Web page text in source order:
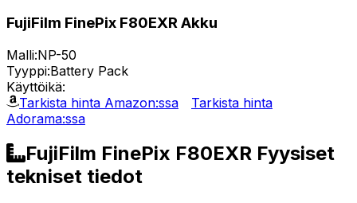
FujiFilm FinePix F80EXR Akku
Malli:NP-50
Tyyppi:Battery Pack
Käyttöikä:
Tarkista hinta Amazon:ssa
Tarkista hinta
Adorama:ssa
FujiFilm FinePix F80EXR Fyysiset
tekniset tiedot